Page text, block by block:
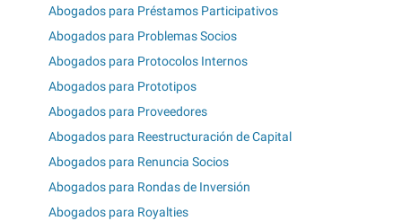
Abogados para Préstamos Participativos
Abogados para Problemas Socios
Abogados para Protocolos Internos
Abogados para Prototipos
Abogados para Proveedores
Abogados para Reestructuración de Capital
Abogados para Renuncia Socios
Abogados para Rondas de Inversión
Abogados para Royalties